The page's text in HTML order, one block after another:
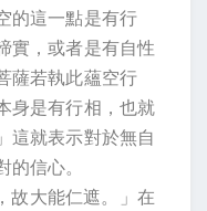
的這一點是有行
實，或者是有自性
薩若執此蘊空行
身是有行相，也就
這就表示對於無自
的信心。
故大能仁遮。」在